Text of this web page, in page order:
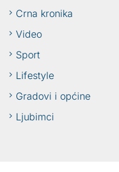
Crna kronika
Video
Sport
Lifestyle
Gradovi i općine
Ljubimci